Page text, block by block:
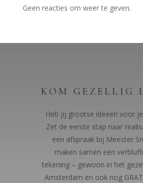
Geen reacties om weer te geven.
KOM GEZELLIG
Heb jij grootse ideeën voor
Zet de eerste stap naar
een afspraak bij Meester
maken samen een
tekening – gewoon in het
Amsterdam en ook nog